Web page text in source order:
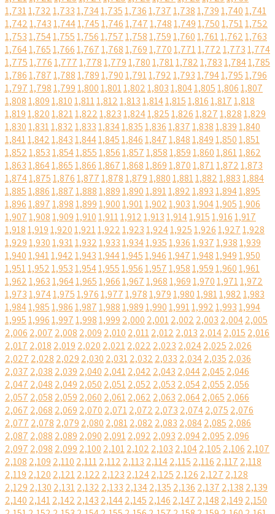
1,7311,7321,7331,7341,7351,7361,7371,7381,7391,7401,741
1,7421,7431,7441,7451,7461,7471,7481,7491,7501,7511,752
1,7531,7541,7551,7561,7571,7581,7591,7601,7611,7621,763
1,7641,7651,7661,7671,7681,7691,7701,7711,7721,7731,774
1,7751,7761,7771,7781,7791,7801,7811,7821,7831,7841,785
1,7861,7871,7881,7891,7901,7911,7921,7931,7941,7951,796
1,7971,7981,7991,8001,8011,8021,8031,8041,8051,8061,807
1,8081,8091,8101,8111,8121,8131,8141,8151,8161,8171,818
1,8191,8201,8211,8221,8231,8241,8251,8261,8271,8281,829
1,8301,8311,8321,8331,8341,8351,8361,8371,8381,8391,840
1,8411,8421,8431,8441,8451,8461,8471,8481,8491,8501,851
1,8521,8531,8541,8551,8561,8571,8581,8591,8601,8611,862
1,8631,8641,8651,8661,8671,8681,8691,8701,8711,8721,873
1,8741,8751,8761,8771,8781,8791,8801,8811,8821,8831,884
1,8851,8861,8871,8881,8891,8901,8911,8921,8931,8941,895
1,8961,8971,8981,8991,9001,9011,9021,9031,9041,9051,906
1,9071,9081,9091,9101,9111,9121,9131,9141,9151,9161,917
1,9181,9191,9201,9211,9221,9231,9241,9251,9261,9271,928
1,9291,9301,9311,9321,9331,9341,9351,9361,9371,9381,939
1,9401,9411,9421,9431,9441,9451,9461,9471,9481,9491,950
1,9511,9521,9531,9541,9551,9561,9571,9581,9591,9601,961
1,9621,9631,9641,9651,9661,9671,9681,9691,9701,9711,972
1,9731,9741,9751,9761,9771,9781,9791,9801,9811,9821,983
1,9841,9851,9861,9871,9881,9891,9901,9911,9921,9931,994
1,9951,9961,9971,9981,999 2,000 2,0012,002 2,003 2,0042,005
2,006 2,007 2,008 2,009 2,010 2,0112,012 2,013 2,0142,015 2,016
2,017 2,018 2,019 2,020 2,0212,022 2,023 2,0242,025 2,026
2,027 2,028 2,029 2,030 2,0312,032 2,033 2,0342,035 2,036
2,037 2,038 2,039 2,040 2,0412,042 2,043 2,0442,045 2,046
2,047 2,048 2,049 2,050 2,0512,052 2,053 2,0542,055 2,056
2,057 2,058 2,059 2,060 2,0612,062 2,063 2,0642,065 2,066
2,067 2,068 2,069 2,070 2,0712,072 2,073 2,0742,075 2,076
2,077 2,078 2,079 2,080 2,0812,082 2,083 2,0842,085 2,086
2,087 2,088 2,089 2,090 2,0912,092 2,093 2,0942,095 2,096
2,097 2,098 2,099 2,100 2,1012,102 2,103 2,1042,105 2,106 2,107
2,108 2,109 2,110 2,1112,112 2,113 2,1142,115 2,116 2,117 2,118
2,119 2,120 2,1212,122 2,123 2,1242,125 2,126 2,127 2,128
2,129 2,130 2,1312,132 2,133 2,1342,135 2,136 2,137 2,138 2,139
2,140 2,1412,142 2,143 2,1442,145 2,146 2,147 2,148 2,149 2,150